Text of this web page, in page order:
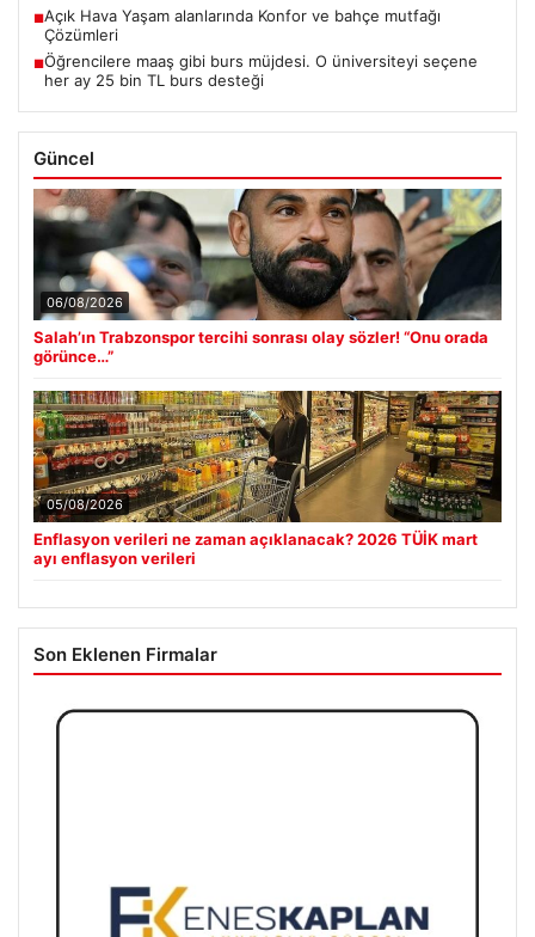
■Açık Hava Yaşam alanlarında Konfor ve bahçe mutfağı
Çözümleri
■Öğrencilere maaş gibi burs müjdesi. O üniversiteyi seçene
her ay 25 bin TL burs desteği
Güncel
06/08/2026
Salah’ın Trabzonspor tercihi sonrası olay sözler! “Onu orada
görünce…”
05/08/2026
Enflasyon verileri ne zaman açıklanacak? 2026 TÜİK mart
ayı enflasyon verileri
Son Eklenen Firmalar